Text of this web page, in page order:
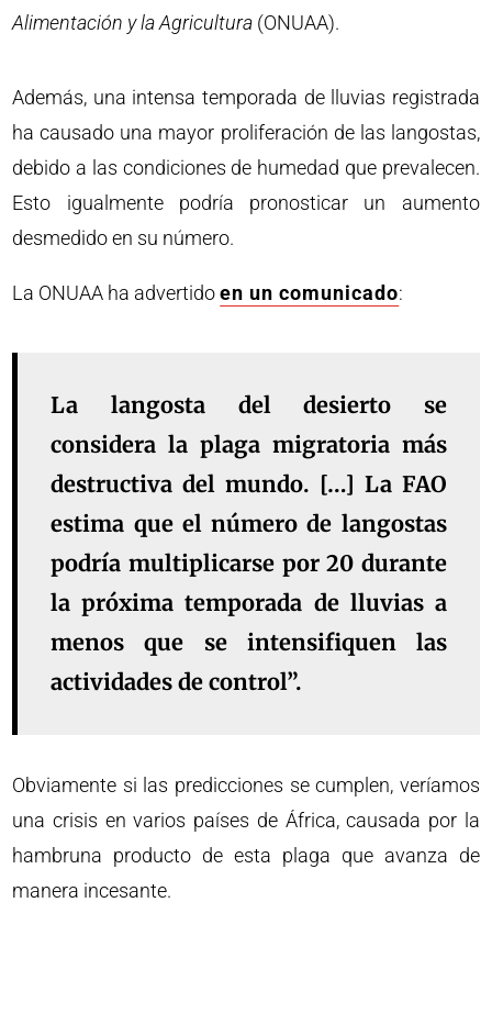
Alimentación y la Agricultura (ONUAA).
Además, una intensa temporada de lluvias registrada
ha causado una mayor proliferación de las langostas,
debido a las condiciones de humedad que prevalecen.
Esto igualmente podría pronosticar un aumento
desmedido en su número.
La ONUAA ha advertidoen un comunicado:
La langosta del desierto se
considera la plaga migratoria más
destructiva del mundo. […] La FAO
estima que el número de langostas
podría multiplicarse por 20 durante
la próxima temporada de lluvias a
menos que se intensifiquen las
actividades de control”.
Obviamente si las predicciones se cumplen, veríamos
una crisis en varios países de África, causada por la
hambruna producto de esta plaga que avanza de
manera incesante.